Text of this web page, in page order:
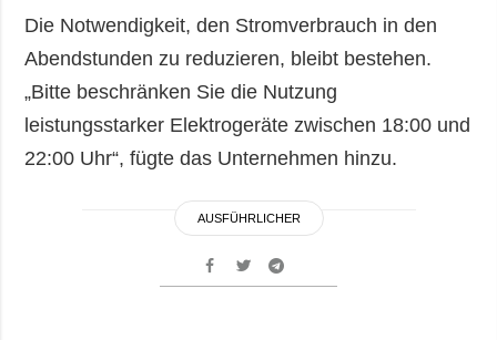
Die Notwendigkeit, den Stromverbrauch in den
Abendstunden zu reduzieren, bleibt bestehen.
„Bitte beschränken Sie die Nutzung
leistungsstarker Elektrogeräte zwischen 18:00 und
22:00 Uhr“, fügte das Unternehmen hinzu.
AUSFÜHRLICHER